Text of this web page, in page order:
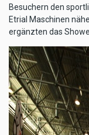
Besuchern den
Etrial Maschinen
ergänzten das